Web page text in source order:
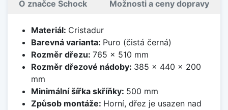
O značce Schock Možnosti a ceny dopravy
Materiál: Cristadur
Barevná varianta: Puro (čistá černá)
Rozměr dřezu: 765 x 510 mm
Rozměr dřezové nádoby: 385 x 440 x 200
mm
Minimální šířka skříňky: 500 mm
Způsob montáže: Horní, dřez je usazen nad